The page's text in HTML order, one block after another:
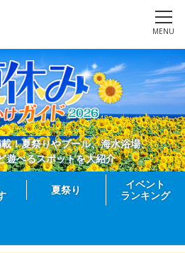
MENU
！夏祭りやプール、海水浴場、
遊べるスポットを大紹介
夏祭り
イベント
ランキング